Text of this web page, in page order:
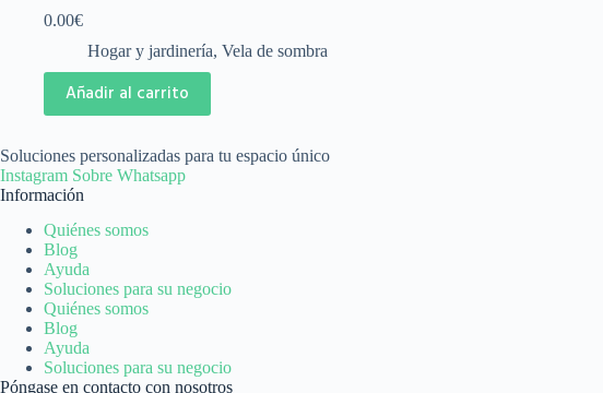
0.00€
Hogar y jardinería, Vela de sombra
Añadir al carrito
Soluciones personalizadas para tu espacio único
Instagram Sobre Whatsapp
Información
Quiénes somos
Blog
Ayuda
Soluciones para su negocio
Quiénes somos
Blog
Ayuda
Soluciones para su negocio
Póngase en contacto con nosotros